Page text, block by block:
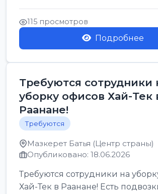
стабильная зарплата от ...
115 просмотров
Подробнее
Требуются сотрудники
уборку офисов Хай-Тек
Раанане!
Требуются
Мазкерет Батья (Центр страны)
Опубликовано: 18.06.2026
Требуются сотрудники на
Хай-Тек в Раанане! Есть